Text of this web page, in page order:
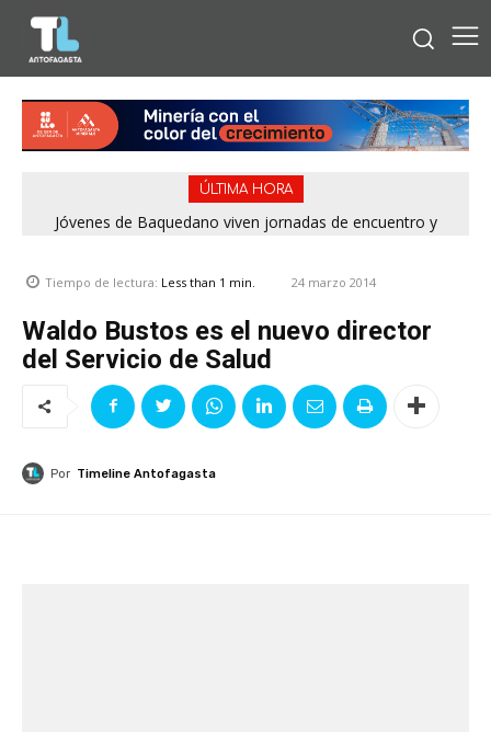
ÚLTIMA HORA
Jóvenes de Baquedano viven jornadas de encuentro y
Tiempo de lectura: Less than 1 min. 24 marzo 2014
Waldo Bustos es el nuevo director
del Servicio de Salud
Por Timeline Antofagasta